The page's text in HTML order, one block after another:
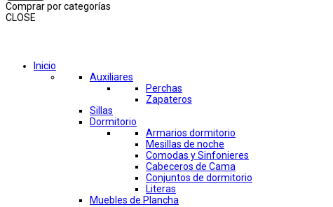
Comprar por categorías
CLOSE
Inicio
Auxiliares
Perchas
Zapateros
Sillas
Dormitorio
Armarios dormitorio
Mesillas de noche
Comodas y Sinfonieres
Cabeceros de Cama
Conjuntos de dormitorio
Literas
Muebles de Plancha